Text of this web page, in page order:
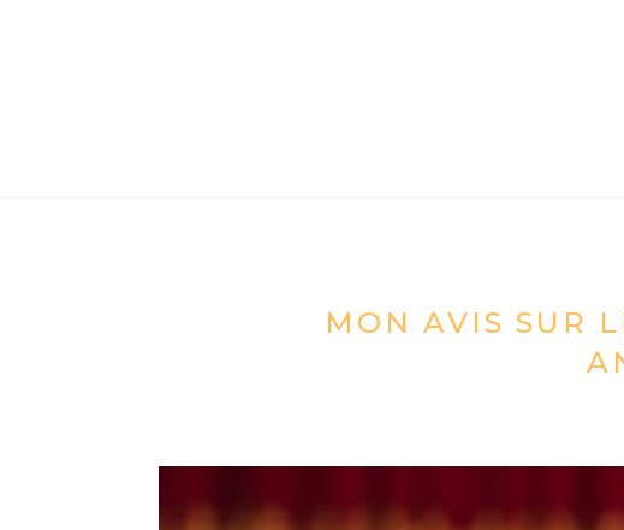
MON AVIS SUR